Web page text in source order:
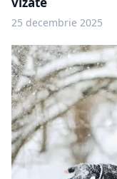
25 decembrie 2025